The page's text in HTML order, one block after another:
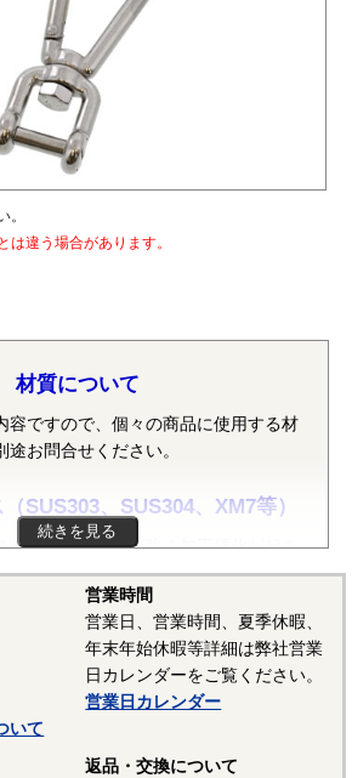
。
は違う場合があります。
材質について
容ですので、個々の商品に使用する材
お問合せください。
SUS303、SUS304、XM7等）
ンレスは粘りが強く加工硬化が起き
い鋼種ですが、耐食性がありよく使わ
SUS304があり、ねじに多く使われて
を添加して冷間加工性を向上した
よく使われます。またピン類等には切
が使用されます。
ンレスは、スプリングピン（ロール
発生しやすいデメリットがありま
続きを見る
いて
営業時間
営業日、営業時間、夏季休暇、
年末年始休暇等詳細は弊社営業
日カレンダーをご覧ください。
営業日カレンダー
返品・交換について